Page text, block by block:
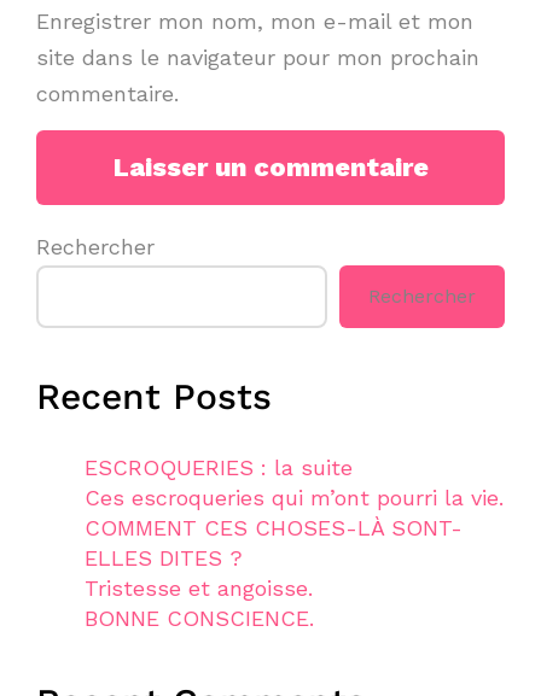
Enregistrer mon nom, mon e-mail et mon
site dans le navigateur pour mon prochain
commentaire.
Rechercher
Rechercher
Recent Posts
ESCROQUERIES : la suite
Ces escroqueries qui m’ont pourri la vie.
COMMENT CES CHOSES-LÀ SONT-
ELLES DITES ?
Tristesse et angoisse.
BONNE CONSCIENCE.